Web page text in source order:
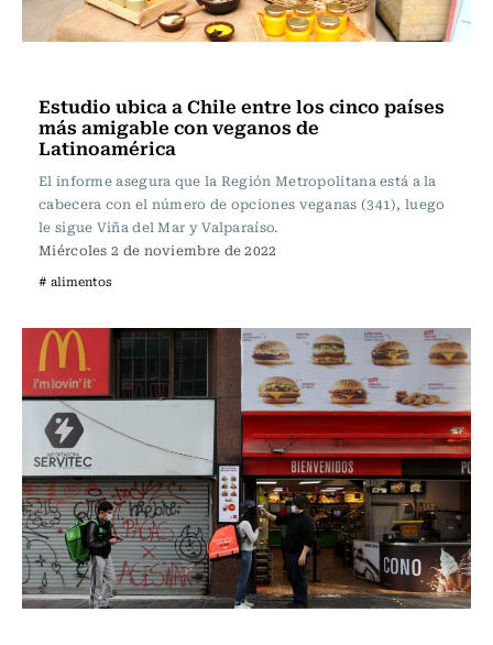
Estudio ubica a Chile entre los cinco países
más amigable con veganos de
Latinoamérica
El informe asegura que la Región Metropolitana está a la
cabecera con el número de opciones veganas (341), luego
le sigue Viña del Mar y Valparaíso.
Miércoles 2 de noviembre de 2022
# alimentos